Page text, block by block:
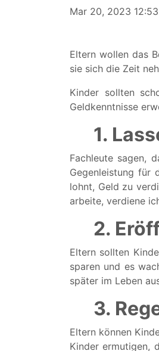
Mar 20, 2023
Eltern wollen das
sie sich die Zeit
Kinder sollten
Geldkenntnisse
1.
Fachleute sagen,
Gegenleistung für
lohnt, Geld zu
arbeite, verdiene
2.
Eltern sollten
sparen und es
später im Leben
3.
Eltern können
Kinder ermutigen,